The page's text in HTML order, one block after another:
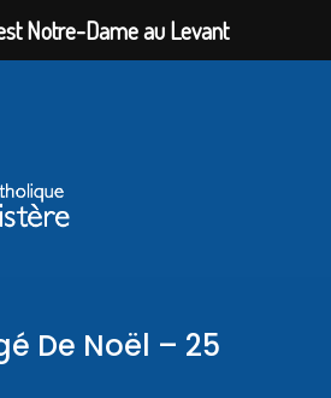
De Noël – 25
Notre-Dame au Levant